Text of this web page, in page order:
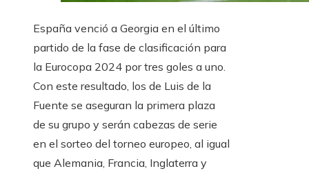
España venció a Georgia en el último
partido de la fase de clasificación para
la Eurocopa 2024 por tres goles a uno.
Con este resultado, los de Luis de la
Fuente se aseguran la primera plaza
de su grupo y serán cabezas de serie
en el sorteo del torneo europeo, al igual
que Alemania, Francia, Inglaterra y